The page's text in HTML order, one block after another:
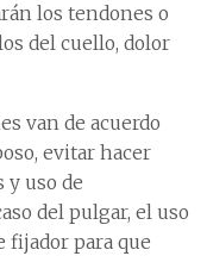
los tendones o
del cuello, dolor
van de acuerdo
evitar hacer
y uso de
del pulgar, el uso
fijador para que